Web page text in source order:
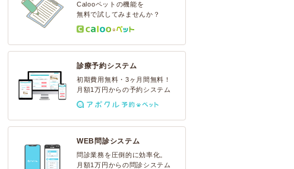
Calooペットの機能を
無料で試してみませんか？
診療予約システム
初期費用無料・3ヶ月間無料！
月額1万円からの予約システム
WEB問診システム
問診業務を圧倒的に効率化。
月額1万円からの問診システム